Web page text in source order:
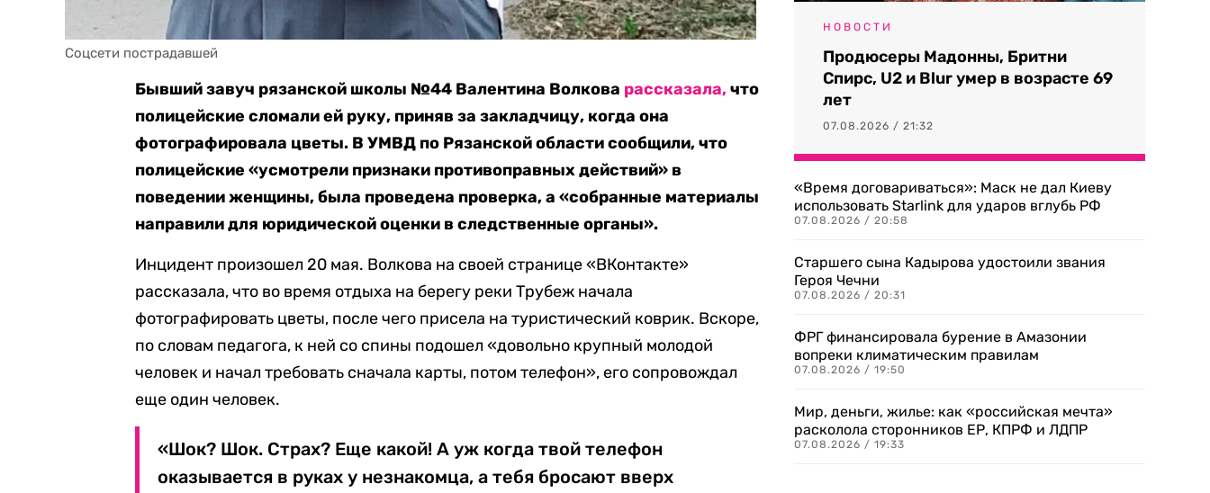
Соцсети пострадавшей
Бывший завуч рязанской школы №44 Валентина Волкова рассказала,что
полицейские сломали ей руку, приняв за закладчицу, когда она
фотографировала цветы. В УМВД по Рязанской области сообщили, что
полицейские «усмотрели признаки противоправных действий» в
поведении женщины, была проведена проверка, а «собранные материалы
направили для юридической оценки в следственные органы».
Инцидент произошел 20 мая. Волкова на своей странице «ВКонтакте»
рассказала, что во время отдыха на берегу реки Трубеж начала
фотографировать цветы, после чего присела на туристический коврик. Вскоре,
по словам педагога, к ней со спины подошел «довольно крупный молодой
человек и начал требовать сначала карты, потом телефон», его сопровождал
еще один человек.
«Шок? Шок. Страх? Еще какой! А уж когда твой телефон
оказывается в руках у незнакомца, а тебя бросают вверх
НОВОСТИ
Продюсеры Мадонны, Бритни
Спирс, U2 и Blur умер в возрасте 69
лет
07.08.2026 / 21:32
«Время договариваться»: Маск не дал Киеву
использовать Starlink для ударов вглубь РФ
07.08.2026 / 20:58
Старшего сына Кадырова удостоили звания
Героя Чечни
07.08.2026 / 20:31
ФРГ финансировала бурение в Амазонии
вопреки климатическим правилам
07.08.2026 / 19:50
Мир, деньги, жилье: как «российская мечта»
расколола сторонников ЕР, КПРФ и ЛДПР
07.08.2026 / 19:33